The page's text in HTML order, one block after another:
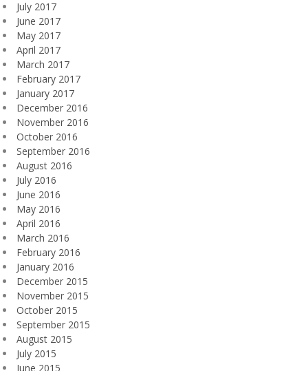
July 2017
June 2017
May 2017
April 2017
March 2017
February 2017
January 2017
December 2016
November 2016
October 2016
September 2016
August 2016
July 2016
June 2016
May 2016
April 2016
March 2016
February 2016
January 2016
December 2015
November 2015
October 2015
September 2015
August 2015
July 2015
June 2015